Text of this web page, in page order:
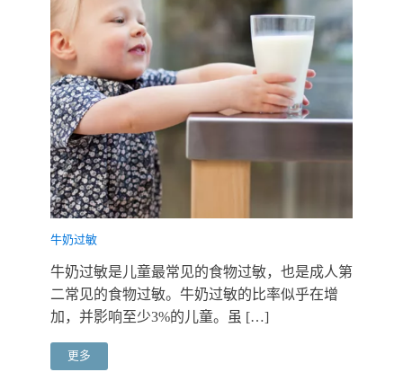
牛奶过敏
牛奶过敏是儿童最常见的食物过敏，也是成人第
二常见的食物过敏。牛奶过敏的比率似乎在增
加，并影响至少3%的儿童。虽 […]
更多